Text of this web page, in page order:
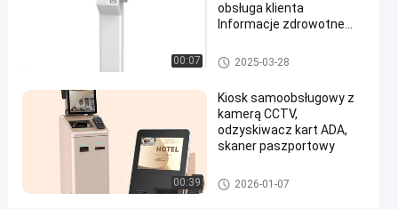
zewnętrzny
kiosk z
ekranem
dotykowym
00:07
obsługa klienta
Informacje zdrowotne
Systemu POS
2025-03-28
00:39
Kiosk samoobsługowy z
kamerą CCTV,
odzyskiwacz kart ADA,
skaner paszportowy
Kiosk samoobsługowy
2026-01-07